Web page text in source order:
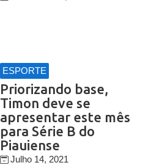
ESPORTE
Priorizando base,
Timon deve se
apresentar este mês
para Série B do
Piauiense
Julho 14, 2021